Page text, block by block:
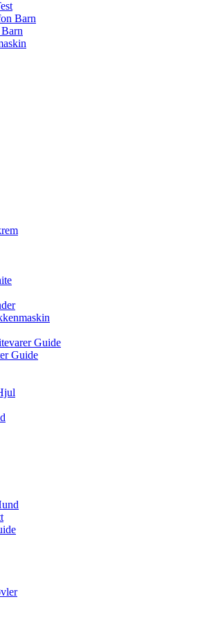
Barn
Guide
Guide